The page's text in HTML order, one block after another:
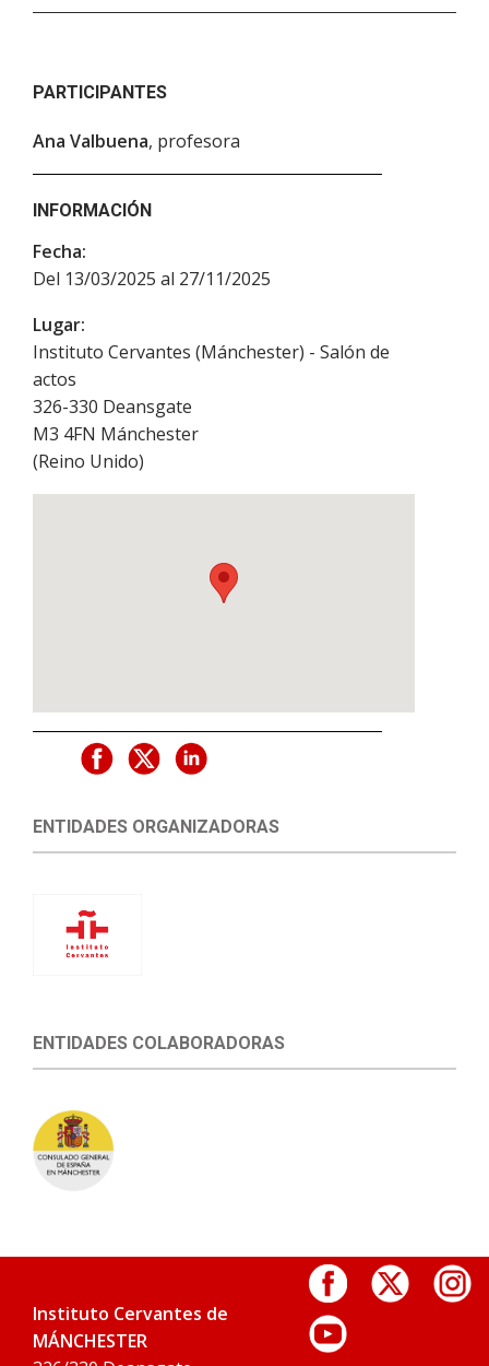
PARTICIPANTES
Ana Valbuena, profesora
INFORMACIÓN
Fecha:
Del 13/03/2025 al 27/11/2025
Lugar:
Instituto Cervantes (Mánchester) - Salón de
actos
326-330 Deansgate
M3 4FN Mánchester
(Reino Unido)
ENTIDADES ORGANIZADORAS
ENTIDADES COLABORADORAS
Instituto Cervantes de
MÁNCHESTER